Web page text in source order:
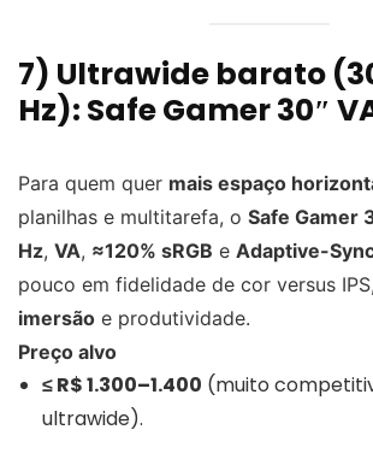
7) Ultrawide barato
Hz): Safe Gamer 30″
Para quem quer mais espaço
planilhas e multitarefa, o Safe Gamer
Hz, VA, ≈120% sRGB e Adaptive-
pouco em fidelidade de cor versus
imersão e produtividade.
Preço alvo
≤ R$ 1.300–1.400 (muito
ultrawide).